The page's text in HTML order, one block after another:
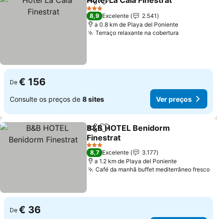
PartilharAdicionar aos favoritos
3 Estrelas
8,9 Excelente
2.541
a 0.8 km de Playa del Poniente
Terraço relaxante na cobertura
De € 156
Consulte os preços de 8 sites Ver preços
PartilharAdicionar aos favoritos
B&B HOTEL Benidorm
Finestrat
3 Estrelas
8,7 Excelente
3.177
a 1.2 km de Playa del Poniente
Café da manhã buffet mediterrâneo fresco
De € 36